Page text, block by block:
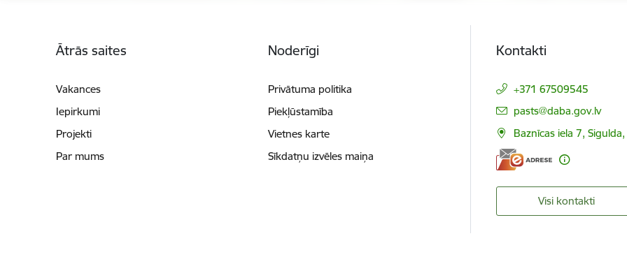
Ātrās saites
Vakances
Iepirkumi
Projekti
Par mums
Noderīgi
Privātuma politika
Piekļūstamība
Vietnes karte
Sīkdatņu izvēles maiņa
Kontakti
+371 67509545
E-pasts:
pasts@daba.gov.lv
Baznīcas iela 7,
Visi kontakti